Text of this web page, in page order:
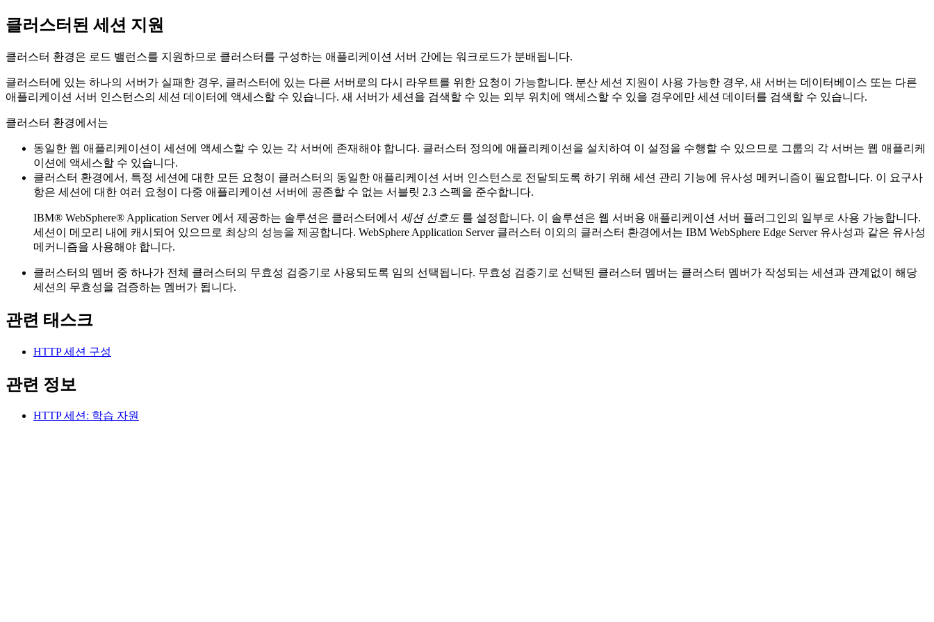
클러스터된 세션 지원
클러스터 환경은 로드 밸런스를 지원하므로 클러스터를 구성하는 애플리케이션 서버 간에는 워크로드가 분배됩니다.
클러스터에 있는 하나의 서버가 실패한 경우, 클러스터에 있는 다른 서버로의 다시 라우트를 위한 요청이 가능합니다. 분산 세션 지원이 사용 가능한 경우, 새 서버는 데이터베이스 또는 다른
애플리케이션 서버 인스턴스의 세션 데이터에 액세스할 수 있습니다. 새 서버가 세션을 검색할 수 있는 외부 위치에 액세스할 수 있을 경우에만 세션 데이터를 검색할 수 있습니다.
클러스터 환경에서는
동일한 웹 애플리케이션이 세션에 액세스할 수 있는 각 서버에 존재해야 합니다. 클러스터 정의에 애플리케이션을 설치하여 이 설정을 수행할 수 있으므로 그룹의 각 서버는 웹 애플리케
이션에 액세스할 수 있습니다.
클러스터 환경에서, 특정 세션에 대한 모든 요청이 클러스터의 동일한 애플리케이션 서버 인스턴스로 전달되도록 하기 위해 세션 관리 기능에 유사성 메커니즘이 필요합니다. 이 요구사
항은 세션에 대한 여러 요청이 다중 애플리케이션 서버에 공존할 수 없는 서블릿 2.3 스펙을 준수합니다.
IBM® WebSphere® Application Server 에서 제공하는 솔루션은 클러스터에서 세션 선호도 를 설정합니다. 이 솔루션은 웹 서버용 애플리케이션 서버 플러그인의 일부로 사용 가능합니다.
세션이 메모리 내에 캐시되어 있으므로 최상의 성능을 제공합니다. WebSphere Application Server 클러스터 이외의 클러스터 환경에서는 IBM WebSphere Edge Server 유사성과 같은 유사성
메커니즘을 사용해야 합니다.
클러스터의 멤버 중 하나가 전체 클러스터의 무효성 검증기로 사용되도록 임의 선택됩니다. 무효성 검증기로 선택된 클러스터 멤버는 클러스터 멤버가 작성되는 세션과 관계없이 해당
세션의 무효성을 검증하는 멤버가 됩니다.
관련 태스크
HTTP 세션 구성
관련 정보
HTTP 세션: 학습 자원